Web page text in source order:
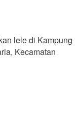
lele di Kampung
Kecamatan